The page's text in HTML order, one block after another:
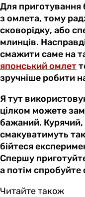
Для приготування
з омлета, тому
сковорідку, або
млинців.
смажити саме на
японський омлет
зручніше робити
Я тут
цілком можете
бажаний. Курячий,
смакуватимуть
бійтеся
Спершу
а потім спробуйте
Читайте також